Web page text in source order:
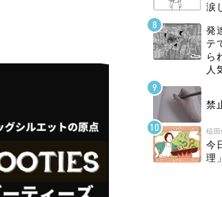
涙
発
テ
ら
人
禁
稲田
今
理